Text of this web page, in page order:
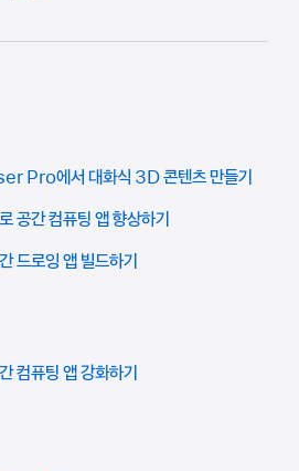
에서 대화식 3D 콘텐츠 만들기
간 컴퓨팅 앱 향상하기
로잉 앱 빌드하기
퓨팅 앱 강화하기